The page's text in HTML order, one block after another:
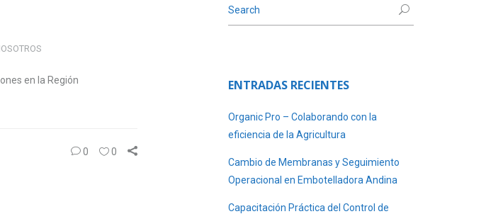
en la Región
0 0
ENTRADAS RECIENTES
Organic Pro – Colaborando con la
eficiencia de la Agricultura
Cambio de Membranas y Seguimiento
Operacional en Embotelladora Andina
Capacitación Práctica del Control de